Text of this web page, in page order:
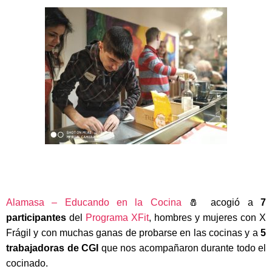
Alamasa – Educando en la Cocina 🧂 acogió a 7
participantes del Programa XFit, hombres y mujeres con X
Frágil y con muchas ganas de probarse en las cocinas y a 5
trabajadoras de CGI que nos acompañaron durante todo el
cocinado.